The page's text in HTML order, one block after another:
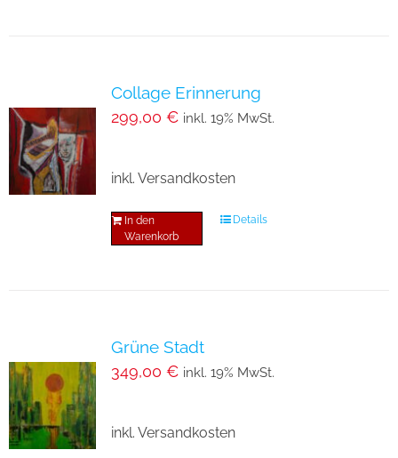
Collage Erinnerung
299,00 € inkl. 19% MwSt.
inkl. Versandkosten
In den
Warenkorb
Details
Grüne Stadt
349,00 € inkl. 19% MwSt.
inkl. Versandkosten